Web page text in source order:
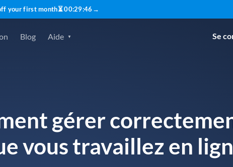
your first month⏳00:29:45 →
Blog Aide Se
gérer
vous travaillez en